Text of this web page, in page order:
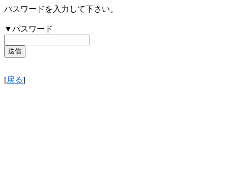
パスワードを入力して下さい。
▼パスワード
[戻る]